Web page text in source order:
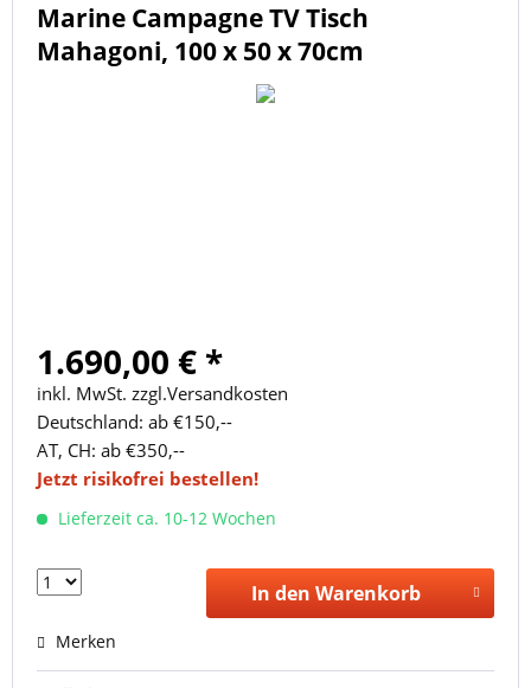
Marine Campagne TV Tisch
Mahagoni, 100 x 50 x 70cm
1.690,00 € *
inkl. MwSt. zzgl.Versandkosten
Deutschland: ab €150,--
AT, CH: ab €350,--
Jetzt risikofrei bestellen!
Lieferzeit ca. 10-12 Wochen
In den Warenkorb
Merken